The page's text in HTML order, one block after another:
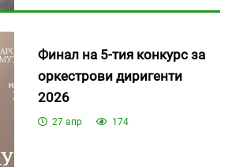
Финал на 5-тия конкурс за
оркестрови диригенти
2026
27 апр 174